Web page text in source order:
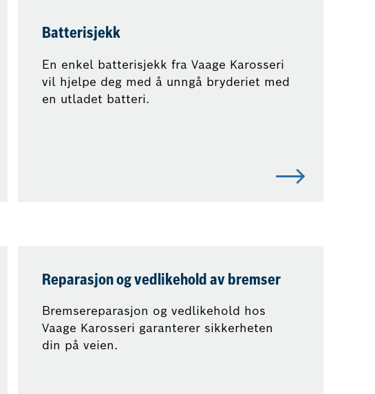
Batterisjekk
En enkel batterisjekk fra Vaage Karosseri
vil hjelpe deg med å unngå bryderiet med
en utladet batteri.
Reparasjon og vedlikehold av bremser
Bremsereparasjon og vedlikehold hos
Vaage Karosseri garanterer sikkerheten
din på veien.